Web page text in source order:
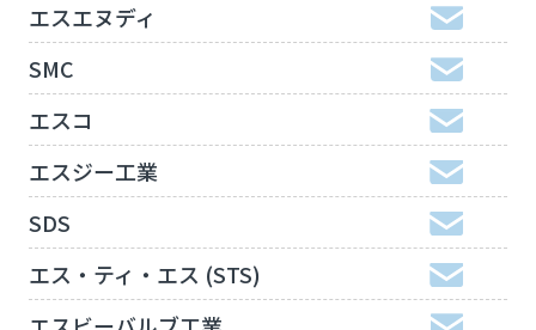
エスエヌディ
SMC
エスコ
エスジー工業
SDS
エス・ティ・エス (STS)